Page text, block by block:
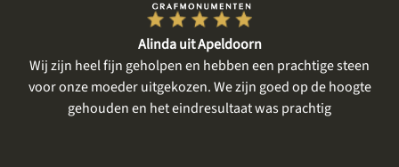
hebben een prachtige steen
We zijn goed op de hoogte
was prachtig
Wij zijn zeker tevreden. Het
was tijd voor mijn moeder,
en bespreken van onze